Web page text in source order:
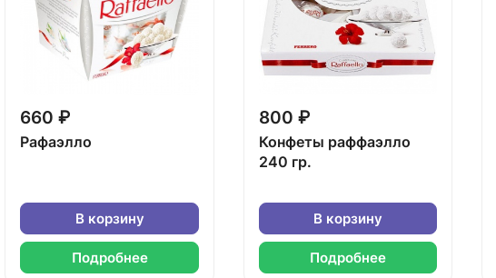
660 ₽
Рафаэлло
В корзину
Подробнее
800 ₽
Конфеты раффаэлло
240 гр.
В корзину
Подробнее